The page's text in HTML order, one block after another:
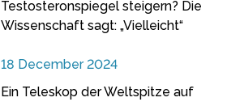
Testosteronspiegel steigern? Die
Wissenschaft sagt: „Vielleicht“
18 December 2024
Ein Teleskop der Weltspitze auf